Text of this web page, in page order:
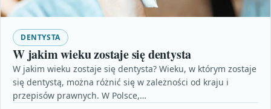
DENTYSTA
W jakim wieku zostaje się dentysta
W jakim wieku zostaje się dentysta? Wieku, w którym zostaje
się dentystą, można różnić się w zależności od kraju i
przepisów prawnych. W Polsce,…